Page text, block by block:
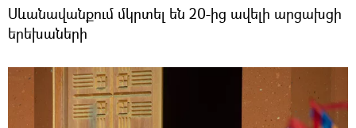
Սևանավանքում մկրտել են 20-ից ավելի արցախցի
երեխաների